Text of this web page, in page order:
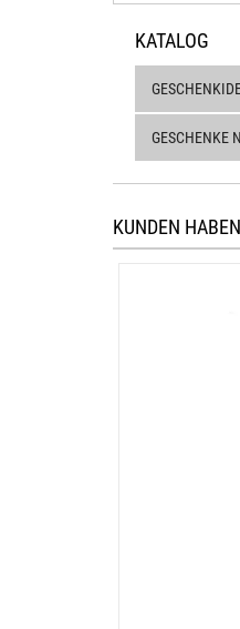
KATALOG
GESCHENKE
KUNDEN